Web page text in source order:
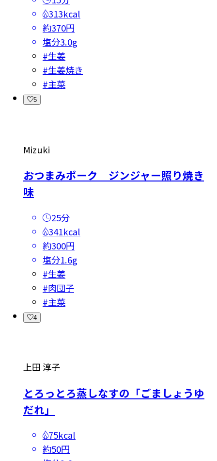
313kcal
約370円
塩分3.0g
#生姜
#生姜焼き
#主菜
5
Mizuki
おつまみポーク ジンジャー照り焼き
味
25分
341kcal
約300円
塩分1.6g
#生姜
#肉団子
#主菜
4
上田 淳子
とろっとろ蒸しなすの「ごましょうゆ
だれ」
75kcal
約50円